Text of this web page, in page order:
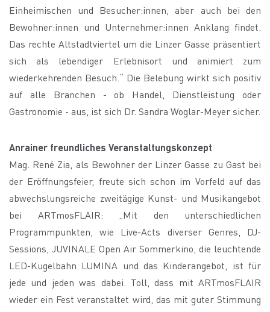
Einheimischen und Besucher:innen, aber auch bei den
Bewohner:innen und Unternehmer:innen Anklang findet.
Das rechte Altstadtviertel um die Linzer Gasse präsentiert
sich als lebendiger Erlebnisort und animiert zum
wiederkehrenden Besuch.“ Die Belebung wirkt sich positiv
auf alle Branchen - ob Handel, Dienstleistung oder
Gastronomie - aus, ist sich Dr. Sandra Woglar-Meyer sicher.
Anrainer freundliches Veranstaltungskonzept
Mag. René Zia, als Bewohner der Linzer Gasse zu Gast bei
der Eröffnungsfeier, freute sich schon im Vorfeld auf das
abwechslungsreiche zweitägige Kunst- und Musikangebot
bei ARTmosFLAIR: „Mit den unterschiedlichen
Programmpunkten, wie Live-Acts diverser Genres, DJ-
Sessions, JUVINALE Open Air Sommerkino, die leuchtende
LED-Kugelbahn LUMINA und das Kinderangebot, ist für
jede und jeden was dabei. Toll, dass mit ARTmosFLAIR
wieder ein Fest veranstaltet wird, das mit guter Stimmung